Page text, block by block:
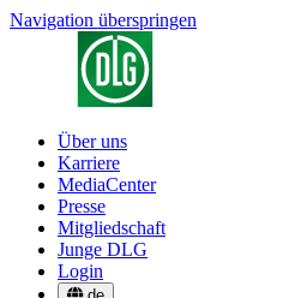
Navigation überspringen
Über uns
Karriere
MediaCenter
Presse
Mitgliedschaft
Junge DLG
Login